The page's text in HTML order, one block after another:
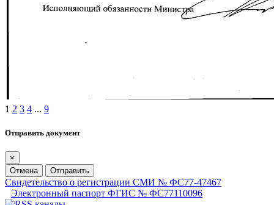
1 2 3 4 ... 9
Отправить документ
×
Отмена
Отправить
Свидетельство о регистрации СМИ № ФС77-47467
Электронный паспорт ФГИС № ФС77110096